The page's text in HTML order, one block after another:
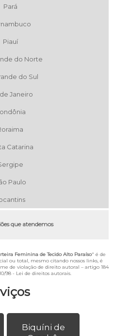
Biquíni de
Pará
Piauí
do Norte
do Sul
Janeiro
Catarina
Paulo
que atendemos
Feminina de Tecido Alto Paraíso" é de
ou total, mesmo citando nossos links, é
de violação de direito autoral – artigo 184
98 - Lei de direitos autorais.